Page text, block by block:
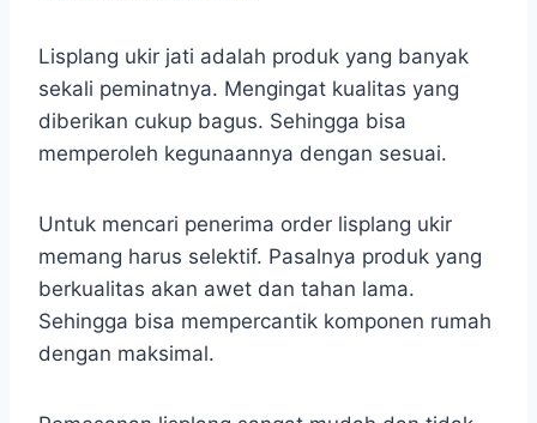
Lisplang ukir jati adalah produk yang banyak
sekali peminatnya. Mengingat kualitas yang
diberikan cukup bagus. Sehingga bisa
memperoleh kegunaannya dengan sesuai.
Untuk mencari penerima order lisplang ukir
memang harus selektif. Pasalnya produk yang
berkualitas akan awet dan tahan lama.
Sehingga bisa mempercantik komponen rumah
dengan maksimal.